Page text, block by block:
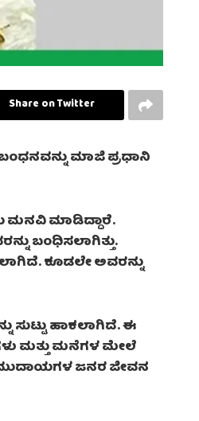
Share on Twitter
ಮಾಜಿ ಪ್ರಧಾನಿ
ಮನವಿ ಮಾಡಿದ್ದಾರೆ.
ಬಂಧಿಸಲಾಗಿತ್ತು.
ಕೂಡಲೇ ಅವರನ್ನು
ಸುಟ್ಟು ಹಾಕಲಾಗಿದೆ. ಈ
ಮತ್ತು ಮನೆಗಳ ಮೇಲೆ
ಸಮುದಾಯಗಳ ಜನರ ಜೀವನ